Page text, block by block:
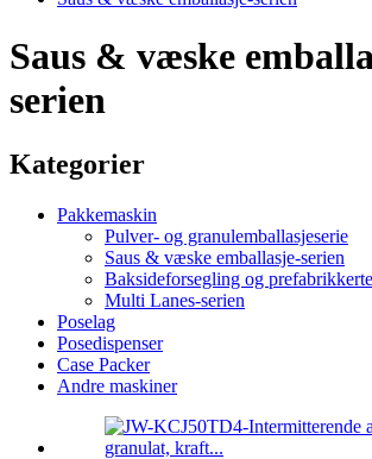
Saus & væske
serien
Kategorier
Pakkemaskin
Pulver- og granulemballasjeserie
Saus & væske emballasje-serien
Baksideforsegling og
Multi Lanes-serien
Poselag
Posedispenser
Case Packer
Andre maskiner